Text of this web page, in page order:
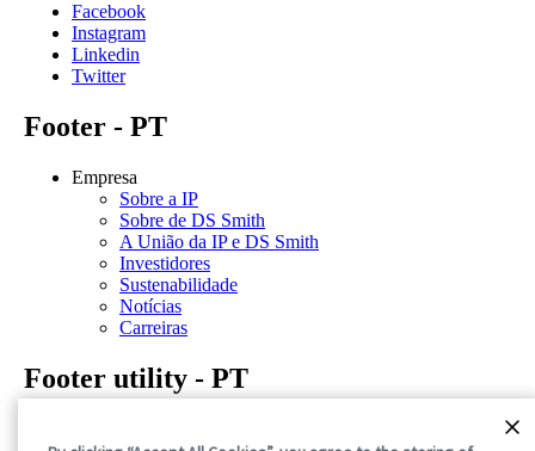
Facebook
Instagram
Linkedin
Twitter
Footer - PT
Empresa
Sobre a IP
Sobre de DS Smith
A União da IP e DS Smith
Investidores
Sustenabilidade
Notícias
Carreiras
Footer utility - PT